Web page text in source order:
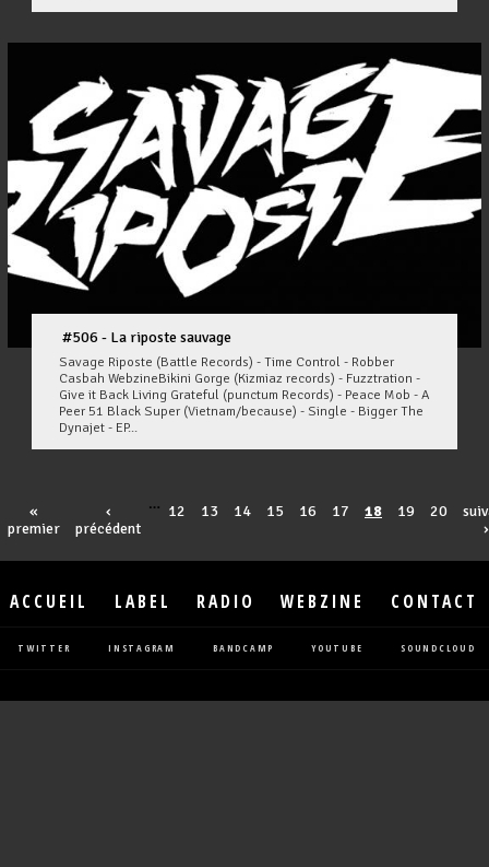
#506 - La riposte sauvage
Savage Riposte (Battle Records) - Time Control - Robber
Casbah WebzineBikini Gorge (Kizmiaz records) - Fuzztration -
Give it Back Living Grateful (punctum Records) - Peace Mob - A
Peer 51 Black Super (Vietnam/because) - Single - Bigger The
Dynajet - EP...
«
premier
‹
précédent
… 12 13 14 15 16 17 18 19 20
›
ACCUEIL LABEL RADIO WEBZINE CONTACT
TWITTER INSTAGRAM BANDCAMP YOUTUBE SOUNDCLOUD